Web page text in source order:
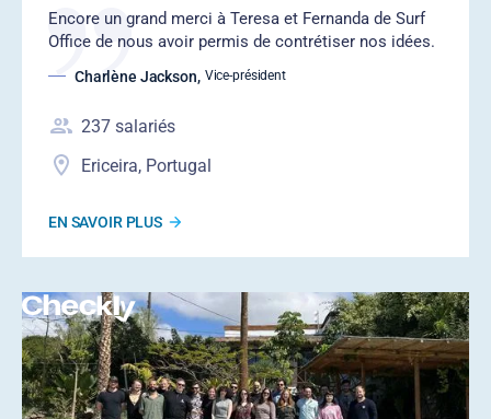
Encore un grand merci à Teresa et Fernanda de Surf
Office de nous avoir permis de contrétiser nos idées.
Charlène Jackson, Vice-président
237 salariés
Ericeira, Portugal
EN SAVOIR PLUS